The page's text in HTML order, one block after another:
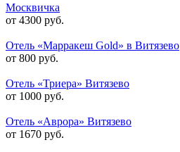
Москвичка
от 4300 руб.
Отель «Марракеш Gold» в Витязево
от 800 руб.
Отель «Триера» Витязево
от 1000 руб.
Отель «Аврора» Витязево
от 1670 руб.